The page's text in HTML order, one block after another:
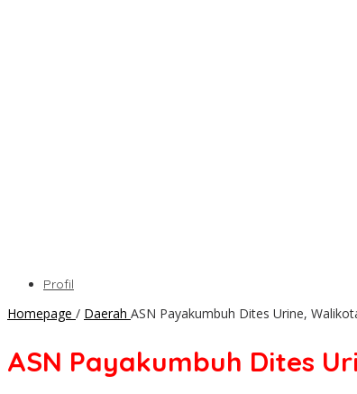
Profil
Homepage / Daerah ASN Payakumbuh Dites Urine,
ASN Payakumbuh Dites